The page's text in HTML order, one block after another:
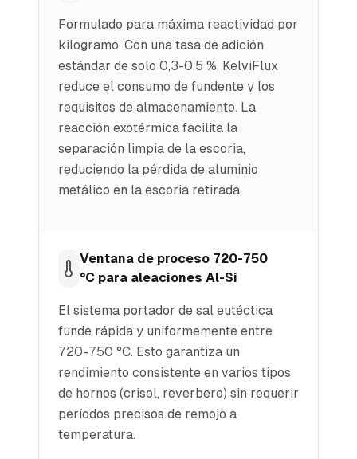
Formulado para máxima reactividad por
kilogramo. Con una tasa de adición
estándar de solo 0,3-0,5 %, KelviFlux
reduce el consumo de fundente y los
requisitos de almacenamiento. La
reacción exotérmica facilita la
separación limpia de la escoria,
reduciendo la pérdida de aluminio
metálico en la escoria retirada.
Ventana de proceso 720-750
°C para aleaciones Al-Si
El sistema portador de sal eutéctica
funde rápida y uniformemente entre
720-750 °C. Esto garantiza un
rendimiento consistente en varios tipos
de hornos (crisol, reverbero) sin requerir
períodos precisos de remojo a
temperatura.